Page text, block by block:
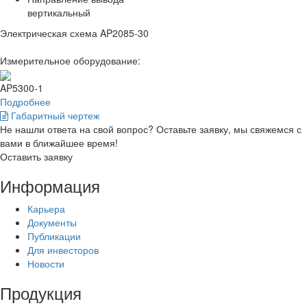
вертикальный
Электрическая схема AP2085-30
Измерительное оборудование:
AP5300-1
Подробнее
Габаритный чертеж
Не нашли ответа на свой вопрос? Оставьте заявку, мы свяжемся с
вами в ближайшее время!
Оставить заявку
Информация
Карьера
Документы
Публикации
Для инвесторов
Новости
Продукция